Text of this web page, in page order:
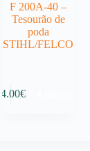
F 200A-40 –
Tesourão de
poda
STIHL/FELCO
94.00€